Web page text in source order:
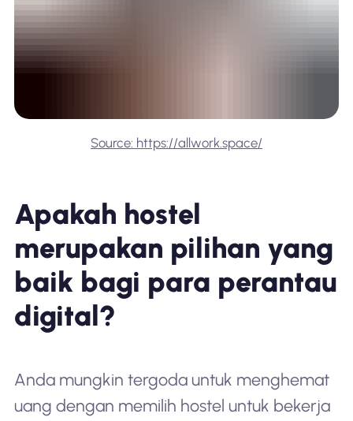
Source: https://allwork.space/
Apakah hostel
merupakan pilihan yang
baik bagi para perantau
digital?
Anda mungkin tergoda untuk menghemat
uang dengan memilih hostel untuk bekerja